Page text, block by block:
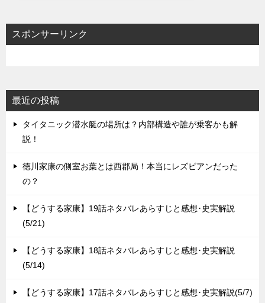
シスポンサーリンク
最近の投稿
タイタニック潜水艇の場所は？内部構造や誰が乗客かも解
説！
徳川家康の側室お葉とは西郡局！本当にレズビアンだった
の？
【どうする家康】19話ネタバレあらすじと感想･史実解説
(5/21)
【どうする家康】18話ネタバレあらすじと感想･史実解説
(5/14)
【どうする家康】17話ネタバレあらすじと感想･史実解説(5/7)